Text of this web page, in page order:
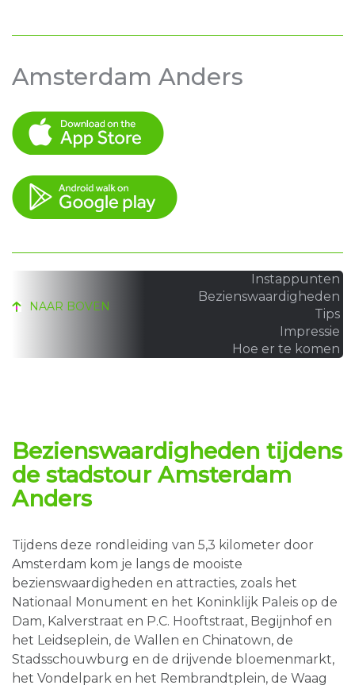
Amsterdam Anders
NAAR BOVEN
Instappunten
Bezienswaardigheden
Tips
Impressie
Hoe er te komen
Bezienswaardigheden tijdens
de stadstourAmsterdam
Anders
Tijdens deze rondleiding van 5,3 kilometer door
Amsterdam kom je langs de mooiste
bezienswaardigheden en attracties, zoals het
Nationaal Monument en het Koninklijk Paleis op de
Dam, Kalverstraat en P.C. Hooftstraat, Begijnhof en
het Leidseplein, de Wallen en Chinatown, de
Stadsschouwburg en de drijvende bloemenmarkt,
het Vondelpark en het Rembrandtplein, de Waag